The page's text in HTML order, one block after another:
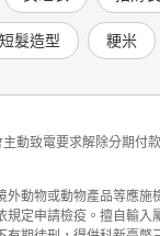
短髮造型 粳米
動致電要求解除分期付
外動物或動物產品等應施
規定申請檢疫。擅自輸入